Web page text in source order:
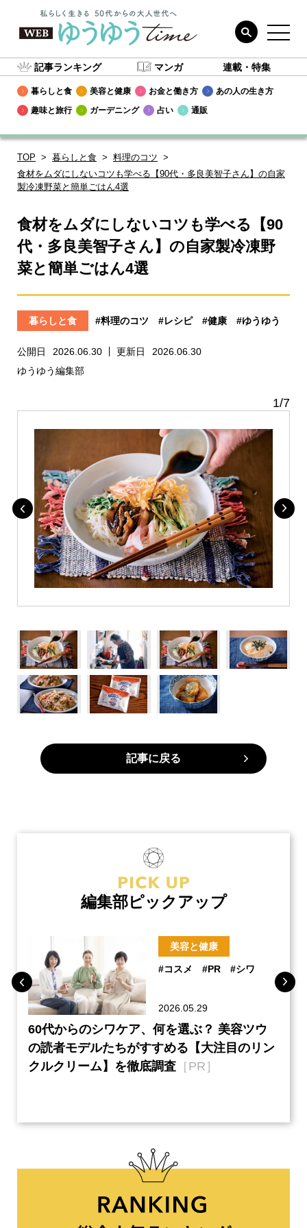
記事ランキング マンガ 連載・特集
暮らしと食 美容と健康 お金と働き方
あの人の生き方
趣味と旅行
ガーデニング 占い 通販
TOP 暮らしと食
料理のコツ
食材をムダにしないコツも学べる【90代・多良美智子さん】の自家
製冷凍野菜と簡単ごはん4選
食材をムダにしないコツも学べる【90
代・多良美智子さん】の自家製冷凍野
菜と簡単ごはん4選
暮らしと食 #料理のコツ #レシピ #健康 #ゆうゆう
公開日 2026.06.30 更新日
2026.06.30
ゆうゆう編集部
1/7
記事に戻る
編集部ピックアップ
美容と健康
#コスメ #PR #シワ
2026.05.29
60代からのシワケア、何を選ぶ？ 美容ツウ
の読者モデルたちがすすめる【大注目のリン
クルクリーム】を徹底調査 ［PR］